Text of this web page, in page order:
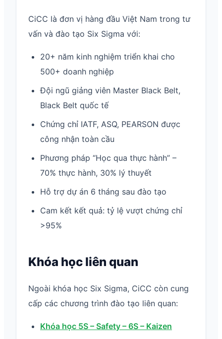
CiCC là đơn vị hàng đầu Việt Nam trong tư
vấn và đào tạo Six Sigma với:
20+ năm kinh nghiệm triển khai cho
500+ doanh nghiệp
Đội ngũ giảng viên Master Black Belt,
Black Belt quốc tế
Chứng chỉ IATF, ASQ, PEARSON được
công nhận toàn cầu
Phương pháp “Học qua thực hành” –
70% thực hành, 30% lý thuyết
Hỗ trợ dự án 6 tháng sau đào tạo
Cam kết kết quả: tỷ lệ vượt chứng chỉ
>95%
Khóa học liên quan
Ngoài khóa học Six Sigma, CiCC còn cung
cấp các chương trình đào tạo liên quan:
Khóa học 5S – Safety – 6S – Kaizen